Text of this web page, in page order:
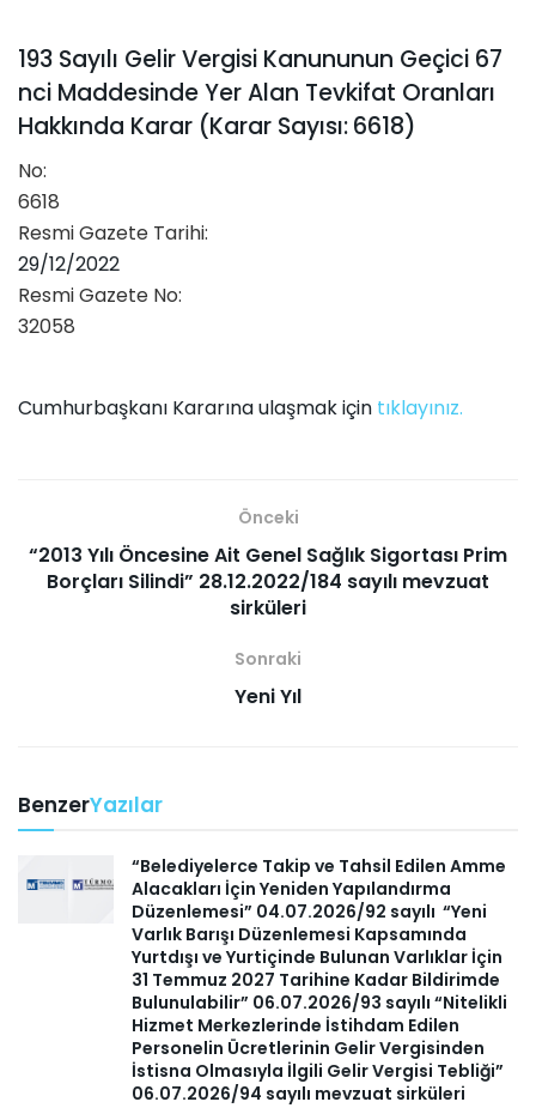
193 Sayılı Gelir Vergisi Kanununun Geçici 67
nci Maddesinde Yer Alan Tevkifat Oranları
Hakkında Karar (Karar Sayısı: 6618)
No:
6618
Resmi Gazete Tarihi:
29/12/2022
Resmi Gazete No:
32058
Cumhurbaşkanı Kararına ulaşmak için tıklayınız.
Önceki
“2013 Yılı Öncesine Ait Genel Sağlık Sigortası Prim
Borçları Silindi” 28.12.2022/184 sayılı mevzuat
sirküleri
Sonraki
Yeni Yıl
BenzerYazılar
“Belediyelerce Takip ve Tahsil Edilen Amme
Alacakları İçin Yeniden Yapılandırma
Düzenlemesi” 04.07.2026/92 sayılı “Yeni
Varlık Barışı Düzenlemesi Kapsamında
Yurtdışı ve Yurtiçinde Bulunan Varlıklar İçin
31 Temmuz 2027 Tarihine Kadar Bildirimde
Bulunulabilir” 06.07.2026/93 sayılı “Nitelikli
Hizmet Merkezlerinde İstihdam Edilen
Personelin Ücretlerinin Gelir Vergisinden
İstisna Olmasıyla İlgili Gelir Vergisi Tebliği”
06.07.2026/94 sayılı mevzuat sirküleri